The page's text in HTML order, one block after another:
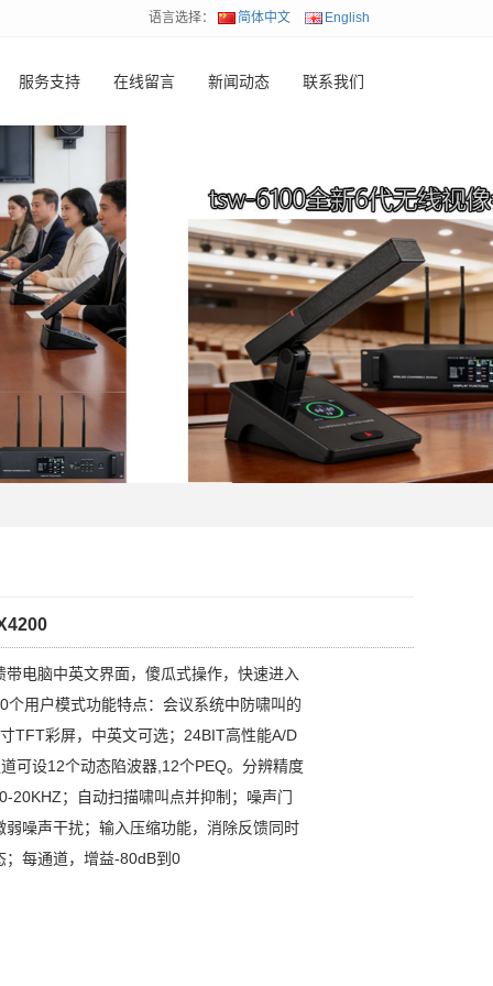
语言选择： 简体中文 English
服务支持 在线留言 新闻动态 联系我们
带电脑中英文界面，傻瓜式操作，快速进入
个用户模式功能特点：会议系统中防啸叫的
TFT彩屏，中英文可选；24BIT高性能A/D
可设12个动态陷波器,12个PEQ。分辨精度
20KHZ；自动扫描啸叫点并抑制；噪声门
弱噪声干扰；输入压缩功能，消除反馈同时
；每通道，增益-80dB到0